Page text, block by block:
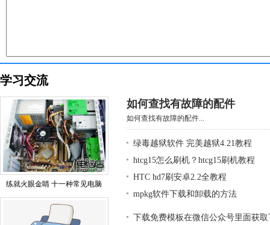
学习交流
练就火眼金睛 十一种常见电脑
如何查找有故障的配件
如何查找有故障的配件...
绿毒越狱软件 完美越狱4.21教程
htcg15怎么刷机？htcg15刷机教程
HTC hd7刷安卓2.2全教程
mpkg软件下载和卸载的方法
下载免费模板在微信公众号里面获